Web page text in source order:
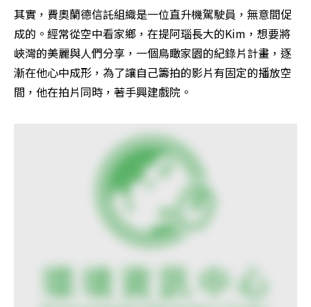
其實，費奧蘭德信託組織是一位直升機駕駛員，無意間促
成的。經常從空中看家鄉，在提阿瑙長大的Kim，想要將
峽灣的美麗與人們分享，一個鳥瞰家園的紀錄片計畫，逐
漸在他心中成形，為了讓自己籌拍的影片有固定的播放空
間，他在拍片同時，著手興建戲院。